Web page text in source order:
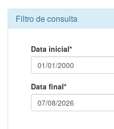
Filtro de consulta
Data inicial*
Data final*